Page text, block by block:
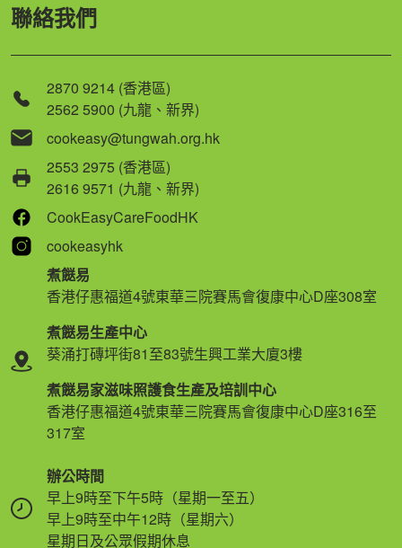
聯絡我們
2870 9214 (香港區)
2562 5900 (九龍、新界)
cookeasy@tungwah.org.hk
2553 2975 (香港區)
2616 9571 (九龍、新界)
CookEasyCareFoodHK
cookeasyhk
煮餸易
香港仔惠福道4號東華三院賽馬會復康中心D座308室
煮餸易生產中心
葵涌打磚坪街81至83號生興工業大廈3樓
煮餸易家滋味照護食生產及培訓中心
香港仔惠福道4號東華三院賽馬會復康中心D座316至
317室
辦公時間
早上9時至下午5時（星期一至五）
早上9時至中午12時（星期六）
星期日及公眾假期休息